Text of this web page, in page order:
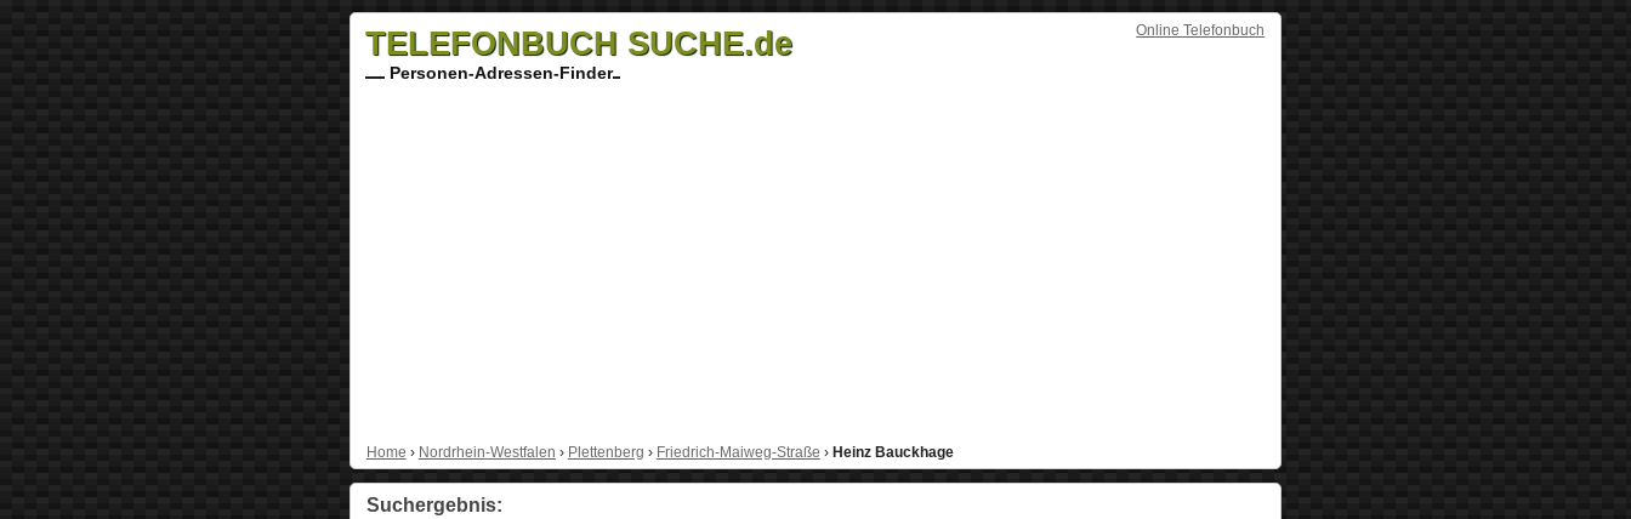
Online Telefonbuch
TELEFONBUCH SUCHE.de
Personen-Adressen-Finder
Home › Nordrhein-Westfalen › Plettenberg › Friedrich-Maiweg-Straße › Heinz Bauckhage
Suchergebnis: